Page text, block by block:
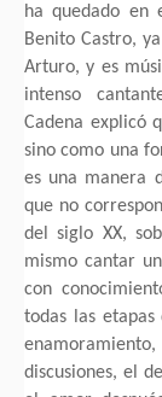
ha quedado en
Benito Castro,
Arturo, y es
intenso
Cadena explicó
sino como una
es una manera
que no
del siglo XX,
mismo cantar
con
todas las
discusiones, el